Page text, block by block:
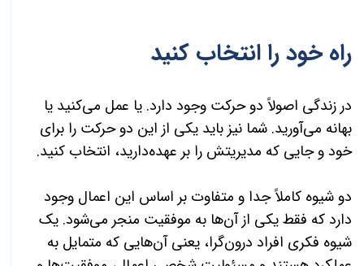
راه خود را انتخاب کنید
در زندگی اصولاً دو حرکت وجود دارد. یا عمل می‌کنید یا
بهانه می‌آورید. شما نیز باید یکی از این دو حرکت را برای
خود و جایی که مدیریتش را بر عهده‌دارید، انتخاب کنید.
دو شیوه كاملاً جدا و متفاوت بر اساس این اعمال وجود
دارد که فقط یکی از آن‌ها به موفقیت منجر می‌شود. یک
شیوه فکری افراد درون‌گرا، یعنی آن‌هایی که متمایل به